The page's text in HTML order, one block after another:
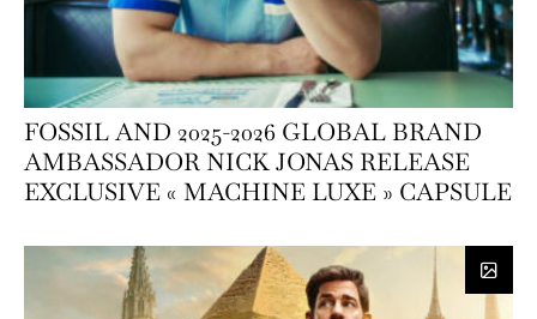
FOSSIL AND 2025-2026 GLOBAL BRAND
AMBASSADOR NICK JONAS RELEASE
EXCLUSIVE « MACHINE LUXE » CAPSULE